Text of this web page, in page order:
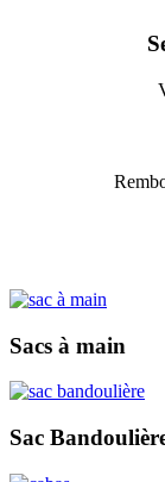
Sacs à main
Sac